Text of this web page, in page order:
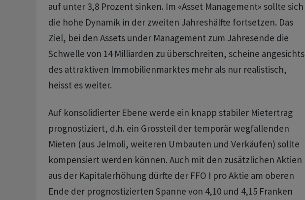
auf unter 3,8 Prozent sinken. Im «Asset Management» sollte sich
die hohe Dynamik in der zweiten Jahreshälfte fortsetzen. Das
Ziel, bei den Assets under Management zum Jahresende die
Schwelle von 14 Milliarden zu überschreiten, scheine angesichts
des attraktiven Immobilienmarktes mehr als nur realistisch,
heisst es weiter.
Auf konsolidierter Ebene werde ein knapp stabiler Mietertrag
prognostiziert, d.h. ein Grossteil der temporär wegfallenden
Mieten (aus Jelmoli, weiteren Umbauten und Verkäufen) sollte
kompensiert werden können. Auch mit den zusätzlichen Aktien
aus der Kapitalerhöhung dürfte der FFO I pro Aktie am oberen
Ende der prognostizierten Spanne von 4,10 und 4,15 Franken